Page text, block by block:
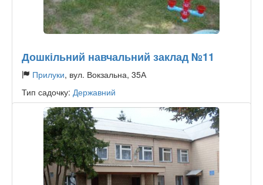
Дошкільний навчальний заклад №11
Прилуки, вул. Вокзальна, 35А
Тип садочку: Державний